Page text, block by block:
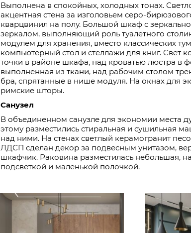
Выполнена в спокойных, холодных тонах.
акцентная стена за изголовьем серо-
кварцвинил на полу. Большой шкаф с
зеркалом, выполняющий роль туалетного
модулем для хранения, вместо классических
компьютерный стол и стеллажи для книг. Свет
точки в районе шкафа, над кроватью люстра в
выполненная из ткани, над рабочим столом
бра, спрятанные в нише модуля. На окнах для
римские шторы.
Санузел
В объединенном санузле для экономии места
этому разместились стиральная и сушильная
над ними. На стенах светлый керамогранит
ЛДСП сделан декор за подвесным унитазом,
шкафчик. Раковина разместилась небольшая,
подсветкой и маленькой полочкой.